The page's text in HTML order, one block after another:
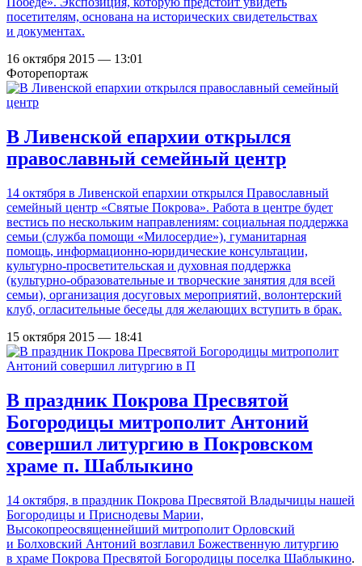
посетителям, основана на исторических свидетельствах
и документах.
16 октября 2015 — 13:01
Фоторепортаж
В Ливенской епархии открылся
православный семейный центр
14 октября в Ливенской епархии открылся Православный
семейный центр «Святые Покрова». Работа в центре будет
вестись по нескольким направлениям: социальная поддержка
семьи (служба помощи «Милосердие»), гуманитарная
помощь, информационно-юридические консультации,
культурно-просветительская и духовная поддержка
(культурно-образовательные и творческие занятия для всей
семьи), организация досуговых мероприятий, волонтерский
клуб, огласительные беседы для желающих вступить в брак.
15 октября 2015 — 18:41
В праздник Покрова Пресвятой
Богородицы митрополит Антоний
совершил литургию в Покровском
храме п. Шаблыкино
14 октября, в праздник Покрова Пресвятой Владычицы нашей
Богородицы и Приснодевы Марии,
Высокопреосвященнейший митрополит Орловский
и Болховский Антоний возглавил Божественную литургию
в храме Покрова Пресвятой Богородицы поселка Шаблыкино.